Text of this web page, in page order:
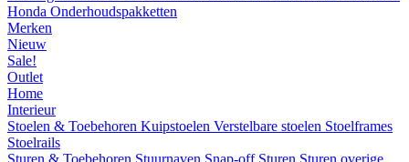
Honda Onderhoudspakketten
Merken
Nieuw
Sale!
Outlet
Home
Interieur
Stoelen & Toebehoren Kuipstoelen Verstelbare stoelen Stoelframes
Stoelrails
Sturen & Toebehoren Stuurnaven Snap-off Sturen Sturen overige